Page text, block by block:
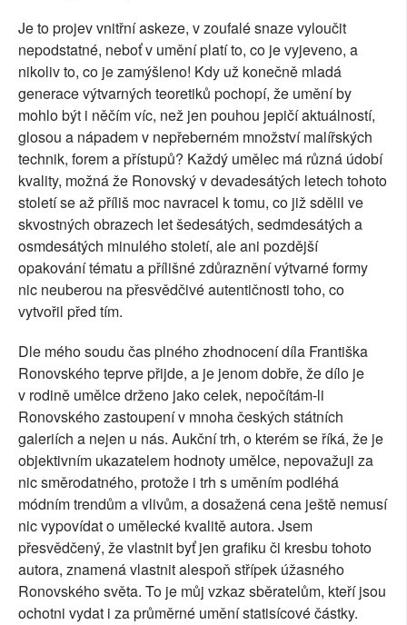
Je to projev vnitřní askeze, v zoufalé snaze vyloučit
nepodstatné, neboť v umění platí to, co je vyjeveno, a
nikoliv to, co je zamýšleno! Kdy už konečně mladá
generace výtvarných teoretiků pochopí, že umění by
mohlo být i něčím víc, než jen pouhou jepičí aktuálností,
glosou a nápadem v nepřeberném množství malířských
technik, forem a přístupů? Každý umělec má různá údobí
kvality, možná že Ronovský v devadesátých letech tohoto
století se až příliš moc navracel k tomu, co již sdělil ve
skvostných obrazech let šedesátých, sedmdesátých a
osmdesátých minulého století, ale ani pozdější
opakování tématu a přílišné zdůraznění výtvarné formy
nic neuberou na přesvědčivé autentičnosti toho, co
vytvořil před tím.
Dle mého soudu čas plného zhodnocení díla Františka
Ronovského teprve přijde, a je jenom dobře, že dílo je
v rodině umělce drženo jako celek, nepočítám-li
Ronovského zastoupení v mnoha českých státních
galeriích a nejen u nás. Aukční trh, o kterém se říká, že je
objektivním ukazatelem hodnoty umělce, nepovažuji za
nic směrodatného, protože i trh s uměním podléhá
módním trendům a vlivům, a dosažená cena ještě nemusí
nic vypovídat o umělecké kvalitě autora. Jsem
přesvědčený, že vlastnit byť jen grafiku či kresbu tohoto
autora, znamená vlastnit alespoň střípek úžasného
Ronovského světa. To je můj vzkaz sběratelům, kteří jsou
ochotni vydat i za průměrné umění statisícové částky.